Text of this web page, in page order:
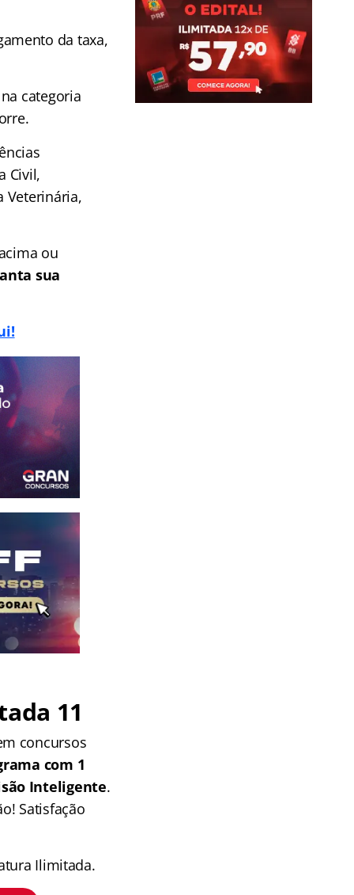
da taxa,
categoria
Civil,
Veterinária,
ou
sua
11
concursos
com 1
Inteligente.
Satisfação
Ilimitada.